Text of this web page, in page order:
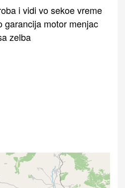
i vidi vo sekoe vreme
garancija motor menjac
zelba